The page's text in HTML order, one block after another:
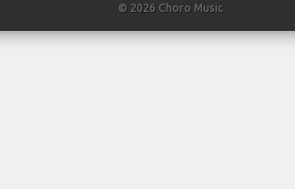
© 2026 Choro Music